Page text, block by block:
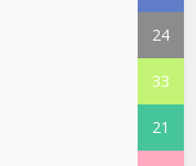
24
33
21